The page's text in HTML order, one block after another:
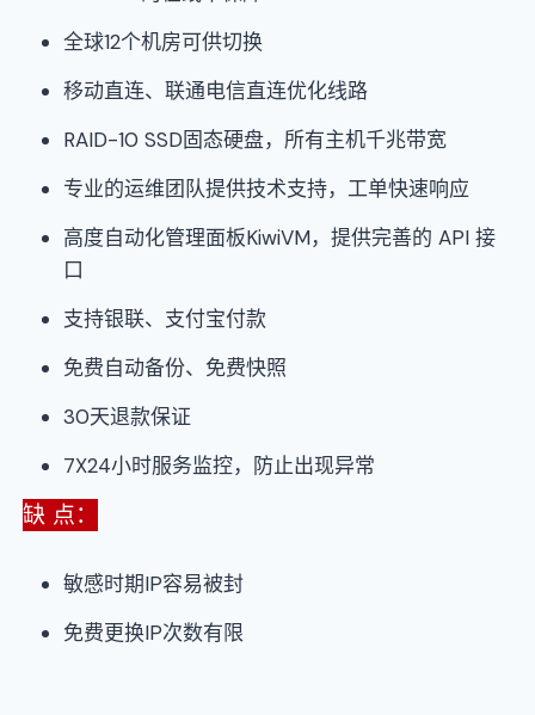
全球12个机房可供切换
移动直连、联通电信直连优化线路
RAID-10 SSD固态硬盘，所有主机千兆带宽
专业的运维团队提供技术支持，工单快速响应
高度自动化管理面板KiwiVM，提供完善的 API 接
口
支持银联、支付宝付款
免费自动备份、免费快照
30天退款保证
7X24小时服务监控，防止出现异常
缺 点：
敏感时期IP容易被封
免费更换IP次数有限